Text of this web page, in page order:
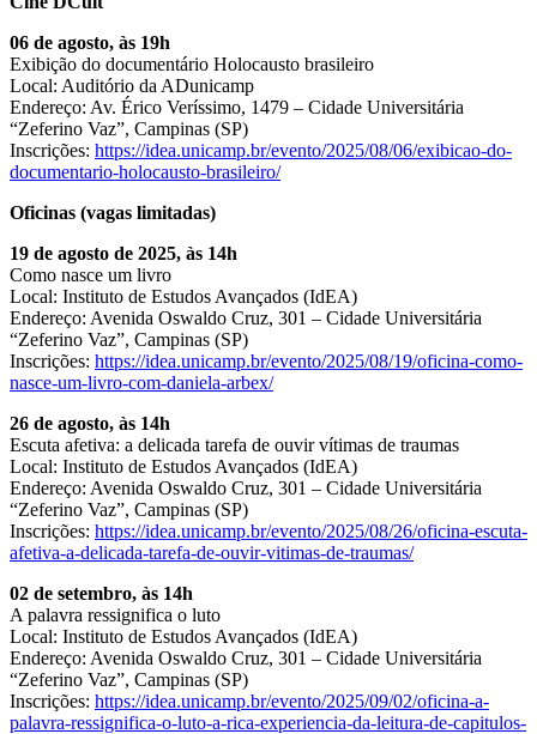
06 de agosto, às 19h
Exibição do documentário Holocausto brasileiro
Local: Auditório da ADunicamp
Endereço: Av. Érico Veríssimo, 1479 – Cidade Universitária
“Zeferino Vaz”, Campinas (SP)
Inscrições: https://idea.unicamp.br/evento/2025/08/06/exibicao-do-
documentario-holocausto-brasileiro/
Oficinas (vagas limitadas)
19 de agosto de 2025, às 14h
Como nasce um livro
Local: Instituto de Estudos Avançados (IdEA)
Endereço: Avenida Oswaldo Cruz, 301 – Cidade Universitária
“Zeferino Vaz”, Campinas (SP)
Inscrições: https://idea.unicamp.br/evento/2025/08/19/oficina-como-
nasce-um-livro-com-daniela-arbex/
26 de agosto, às 14h
Escuta afetiva: a delicada tarefa de ouvir vítimas de traumas
Local: Instituto de Estudos Avançados (IdEA)
Endereço: Avenida Oswaldo Cruz, 301 – Cidade Universitária
“Zeferino Vaz”, Campinas (SP)
Inscrições: https://idea.unicamp.br/evento/2025/08/26/oficina-escuta-
afetiva-a-delicada-tarefa-de-ouvir-vitimas-de-traumas/
02 de setembro, às 14h
A palavra ressignifica o luto
Local: Instituto de Estudos Avançados (IdEA)
Endereço: Avenida Oswaldo Cruz, 301 – Cidade Universitária
“Zeferino Vaz”, Campinas (SP)
Inscrições: https://idea.unicamp.br/evento/2025/09/02/oficina-a-
palavra-ressignifica-o-luto-a-rica-experiencia-da-leitura-de-capitulos-